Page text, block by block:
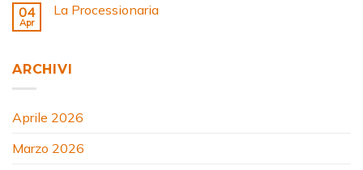
04
Apr
La Processionaria
ARCHIVI
Aprile 2026
Marzo 2026